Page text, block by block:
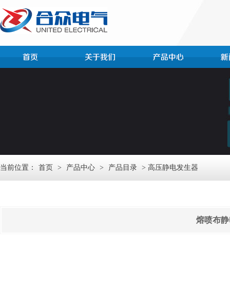
当前位置： 首页 > 产品中心 > 产品目录 > 高压静电发生器
熔喷布